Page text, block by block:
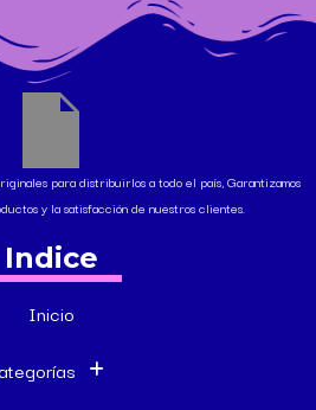
para distribuirlos a todo el país, Garantizamos
y la satisfacción de nuestros clientes.
Indice
Inicio